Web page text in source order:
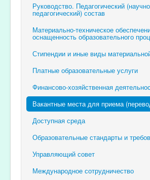
Руководство. Педагогический
педагогический) состав
Материально-техническое
оснащенность образовательного
Стипендии и иные виды
Платные образовательные услуги
Финансово-хозяйственная
Вакантные места для приема
Доступная среда
Образовательные стандарты и
Управляющий совет
Международное сотрудничество